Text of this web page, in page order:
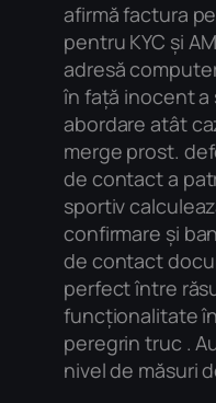
afirmă factura
pentru KYC și
adresă
în față inocent a
abordare atât
merge prost.
de contact a
sportiv
confirmare și
de contact
perfect între
funcționalitate
peregrin truc .
nivel de măsuri